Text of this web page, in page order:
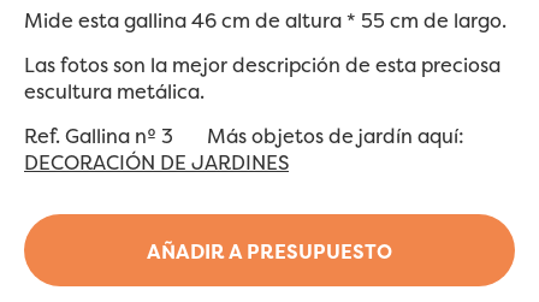
AÑADIR A PRESUPUESTO
Mide esta gallina 46 cm de altura * 55 cm de largo.
Las fotos son la mejor descripción de esta preciosa
escultura metálica.
Ref. Gallina nº 3 Más objetos de jardín aquí:
DECORACIÓN DE JARDINES